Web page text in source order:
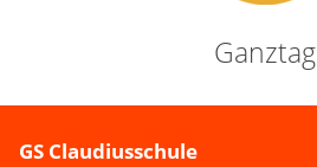
Ganztag
GS Claudiusschule